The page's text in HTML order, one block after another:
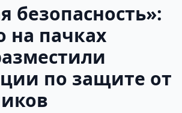
безопасность»:
на пачках
по защите от